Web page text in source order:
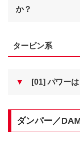
か？
タービン系
▼ [01] パワーは
ダンパー／